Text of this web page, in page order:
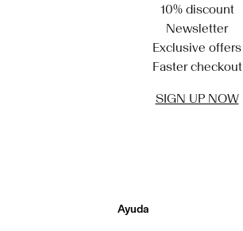
10% discount
Newsletter
Exclusive offers
Faster checkout
SIGN UP NOW
Ayuda